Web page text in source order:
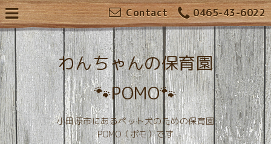
0465-43-6022
Contact
わんちゃんの保育園
🐾POMO🐾
小田原市にあるペット犬のための保育園
POMO（ポモ）です